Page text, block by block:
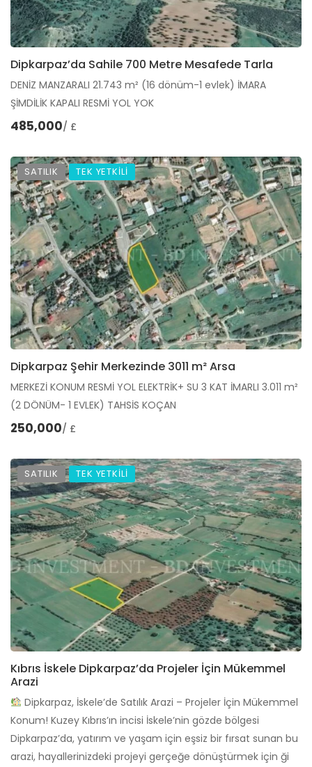
Dipkarpaz’da Sahile 700 Metre Mesafede Tarla
DENİZ MANZARALI 21.743 m² (16 dönüm-1 evlek) İMARA
ŞİMDİLİK KAPALI RESMİ YOL YOK
485,000/ £
SATILIK TEK YETKİLİ
Dipkarpaz Şehir Merkezinde 3011 m² Arsa
MERKEZİ KONUM RESMİ YOL ELEKTRİK+ SU 3 KAT İMARLI 3.011 m²
(2 DÖNÜM- 1 EVLEK) TAHSİS KOÇAN
250,000/ £
SATILIK TEK YETKİLİ
Kıbrıs İskele Dipkarpaz’da Projeler İçin Mükemmel
Arazi
Dipkarpaz, İskele’de Satılık Arazi – Projeler İçin Mükemmel
Konum! Kuzey Kıbrıs’ın incisi İskele’nin gözde bölgesi
Dipkarpaz’da, yatırım ve yaşam için eşsiz bir fırsat sunan bu
arazi, hayallerinizdeki projeyi gerçeğe dönüştürmek için ği